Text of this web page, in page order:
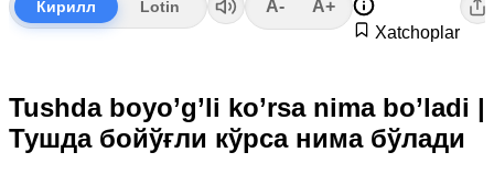
Кирилл Lotin A-
A+
Xatchoplar
Tushda boyo’g’li ko’rsa nima bo’ladi |
Тушда бойўғли кўрса нима бўлади